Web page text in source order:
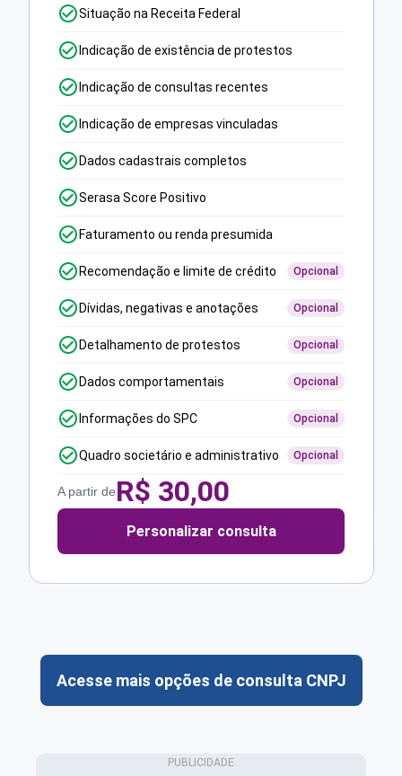
Situação na Receita Federal
Indicação de existência de protestos
Indicação de consultas recentes
Indicação de empresas vinculadas
Dados cadastrais completos
Serasa Score Positivo
Faturamento ou renda presumida
Recomendação e limite de crédito Opcional
Dívidas, negativas e anotações Opcional
Detalhamento de protestos Opcional
Dados comportamentais Opcional
Informações do SPC Opcional
Quadro societário e administrativo Opcional
A partir deR$ 30,00
Personalizar consulta
Acesse mais opções de consulta CNPJ